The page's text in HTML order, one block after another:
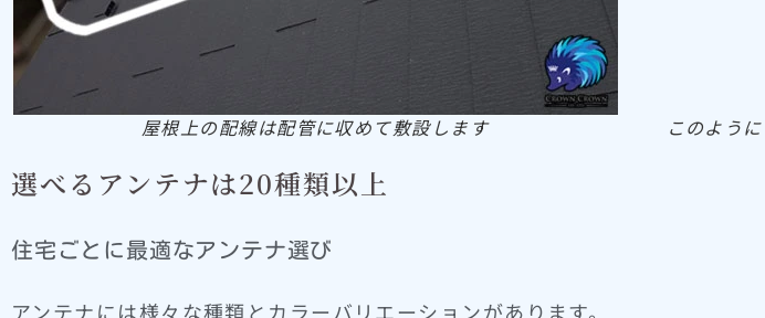
屋根上の配線は配管に収めて敷設します このよう
選べるアンテナは20種類以上
住宅ごとに最適なアンテナ選び
アンテナには様々な種類とカラーバリエーションがあります。